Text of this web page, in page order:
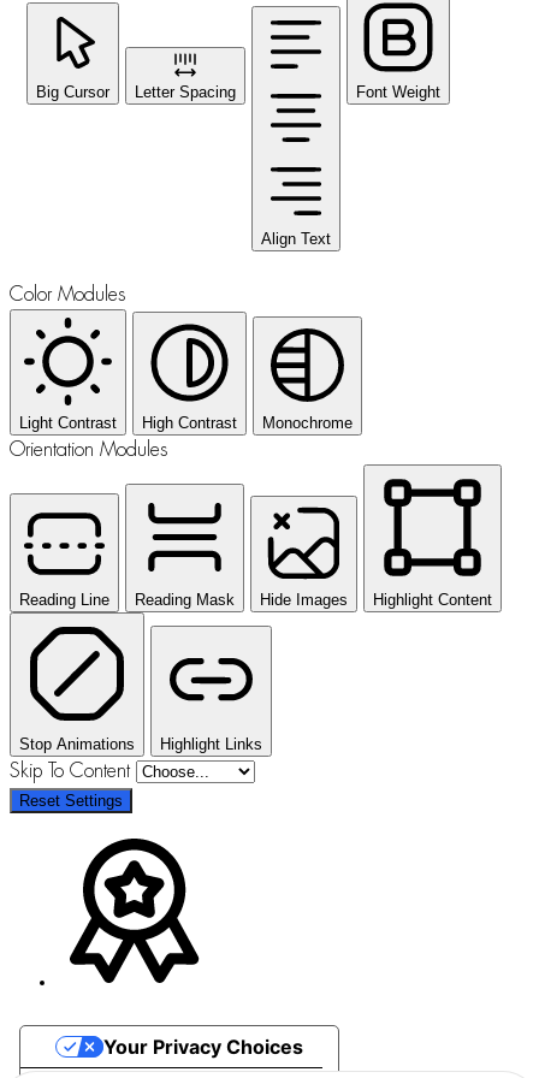
Big Cursor Letter Spacing
Align Text
Font Weight
Color Modules
Light Contrast High Contrast Monochrome
Orientation Modules
Reading Line Reading Mask Hide Images Highlight Content
Stop Animations Highlight Links
Skip To Content
Reset Settings
Your Privacy Choices